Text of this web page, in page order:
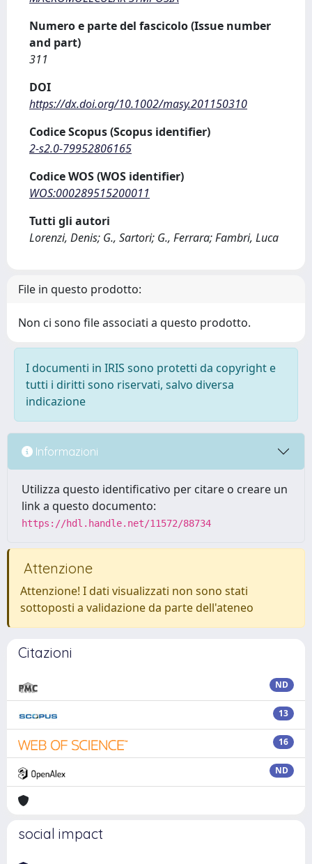
Numero e parte del fascicolo (Issue number
and part)
311
DOI
https://dx.doi.org/10.1002/masy.201150310
Codice Scopus (Scopus identifier)
2-s2.0-79952806165
Codice WOS (WOS identifier)
WOS:000289515200011
Tutti gli autori
Lorenzi, Denis; G., Sartori; G., Ferrara; Fambri, Luca
File in questo prodotto:
Non ci sono file associati a questo prodotto.
I documenti in IRIS sono protetti da copyright e
tutti i diritti sono riservati, salvo diversa
indicazione
Informazioni
Utilizza questo identificativo per citare o creare un
link a questo documento:
https://hdl.handle.net/11572/88734
Attenzione
Attenzione! I dati visualizzati non sono stati
sottoposti a validazione da parte dell'ateneo
Citazioni
ND
13
16
ND
social impact